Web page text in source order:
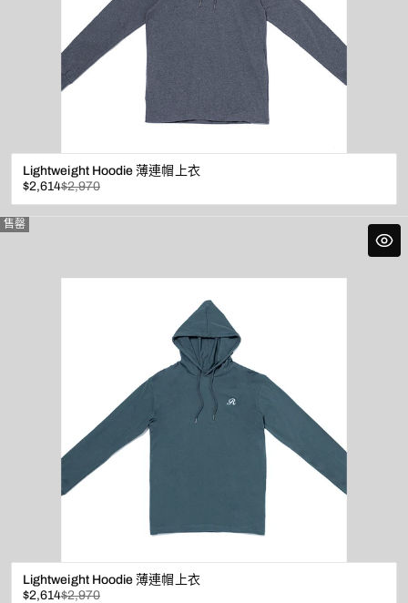
Lightweight Hoodie 薄連帽上衣
已
折
扣
$2,614
原
價
$2,970
售罄
Lightweight Hoodie 薄連帽上衣
已
$2,614
原
$2,970